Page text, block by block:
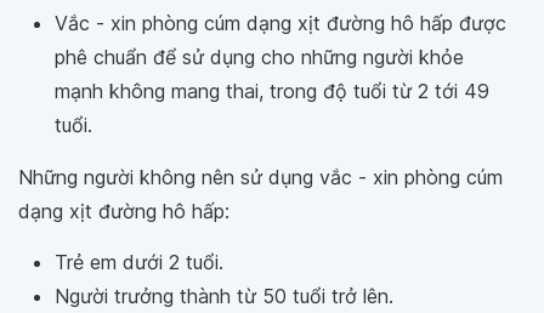
Vắc - xin phòng cúm dạng xịt đường hô hấp được
phê chuẩn để sử dụng cho những người khỏe
mạnh không mang thai, trong độ tuổi từ 2 tới 49
tuổi.
Những người không nên sử dụng vắc - xin phòng cúm
dạng xịt đường hô hấp:
Trẻ em dưới 2 tuổi.
Người trưởng thành từ 50 tuổi trở lên.